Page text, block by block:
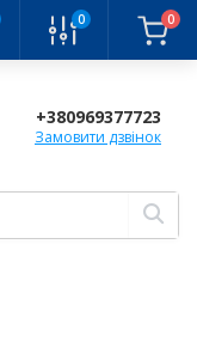
0 0
+380969377723
Замовити дзвінок